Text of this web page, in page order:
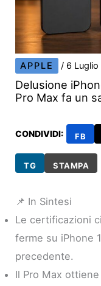
APPLE / 6
Delusione
Pro Max fa un
CONDIVIDI: FB
TG STAMPA
📌 In Sintesi
Le certificazioni
ferme su iPhone
precedente.
Il Pro Max